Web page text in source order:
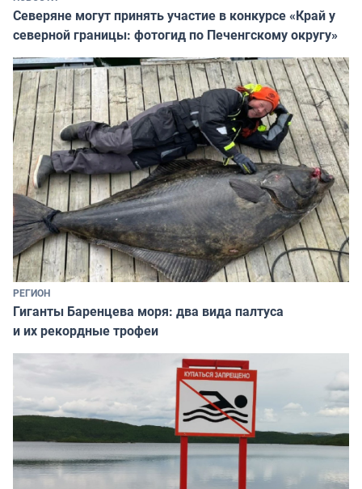
Северяне могут принять участие в конкурсе «Край у
северной границы: фотогид по Печенгскому округу»
РЕГИОН
Гиганты Баренцева моря: два вида палтуса
и их рекордные трофеи